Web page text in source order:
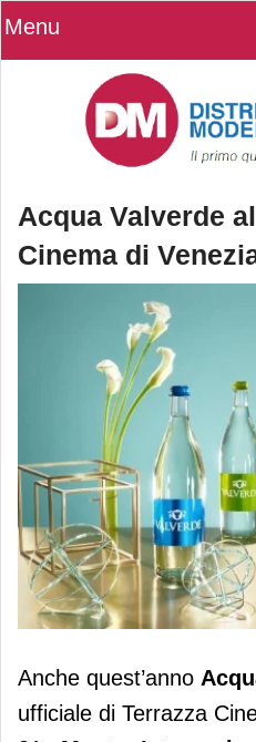
Menu
Acqua Valverde
Cinema di
Acqua Valverde
Cinema di Venezia
Anche quest’anno
ufficiale di Terrazza